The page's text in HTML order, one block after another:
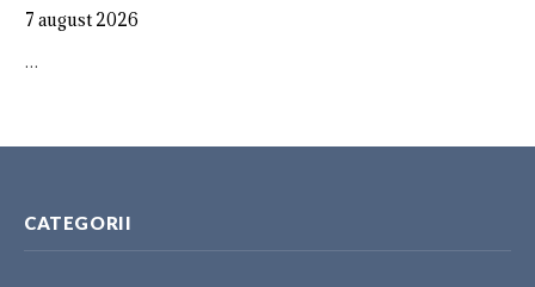
7 august 2026
…
CATEGORII